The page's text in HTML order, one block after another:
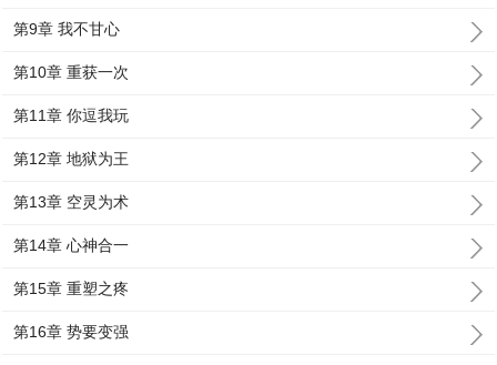
第9章 我不甘心
第10章 重获一次
第11章 你逗我玩
第12章 地狱为王
第13章 空灵为术
第14章 心神合一
第15章 重塑之疼
第16章 势要变强